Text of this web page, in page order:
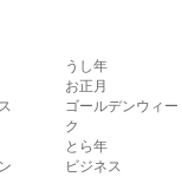
うし年
お正月
ゴールデンウィー
ク
とら年
ビジネス